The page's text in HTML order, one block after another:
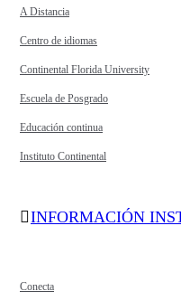
A Distancia
Centro de idiomas
Continental Florida University
Escuela de Posgrado
Educación continua
Instituto Continental
INFORMACIÓN
Conecta